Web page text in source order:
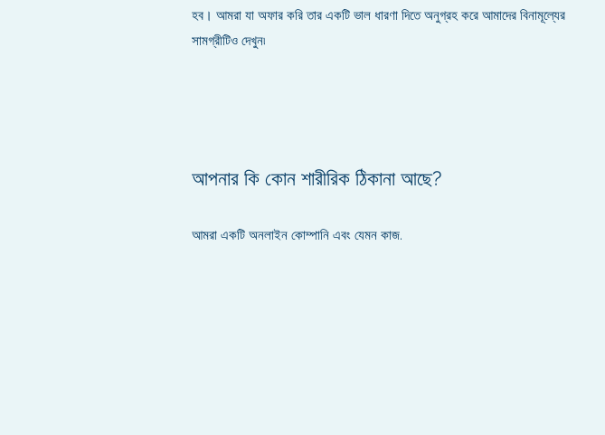
হব। আমরা যা অফার করি তার একটি ভাল ধারণা দিতে অনুগ্রহ করে আমাদের বিনামূল্যের
সামগ্রীটিও দেখুন৷
আপনার কি কোন শারীরিক ঠিকানা আছে?
আমরা একটি অনলাইন কোম্পানি এবং যেমন কাজ.